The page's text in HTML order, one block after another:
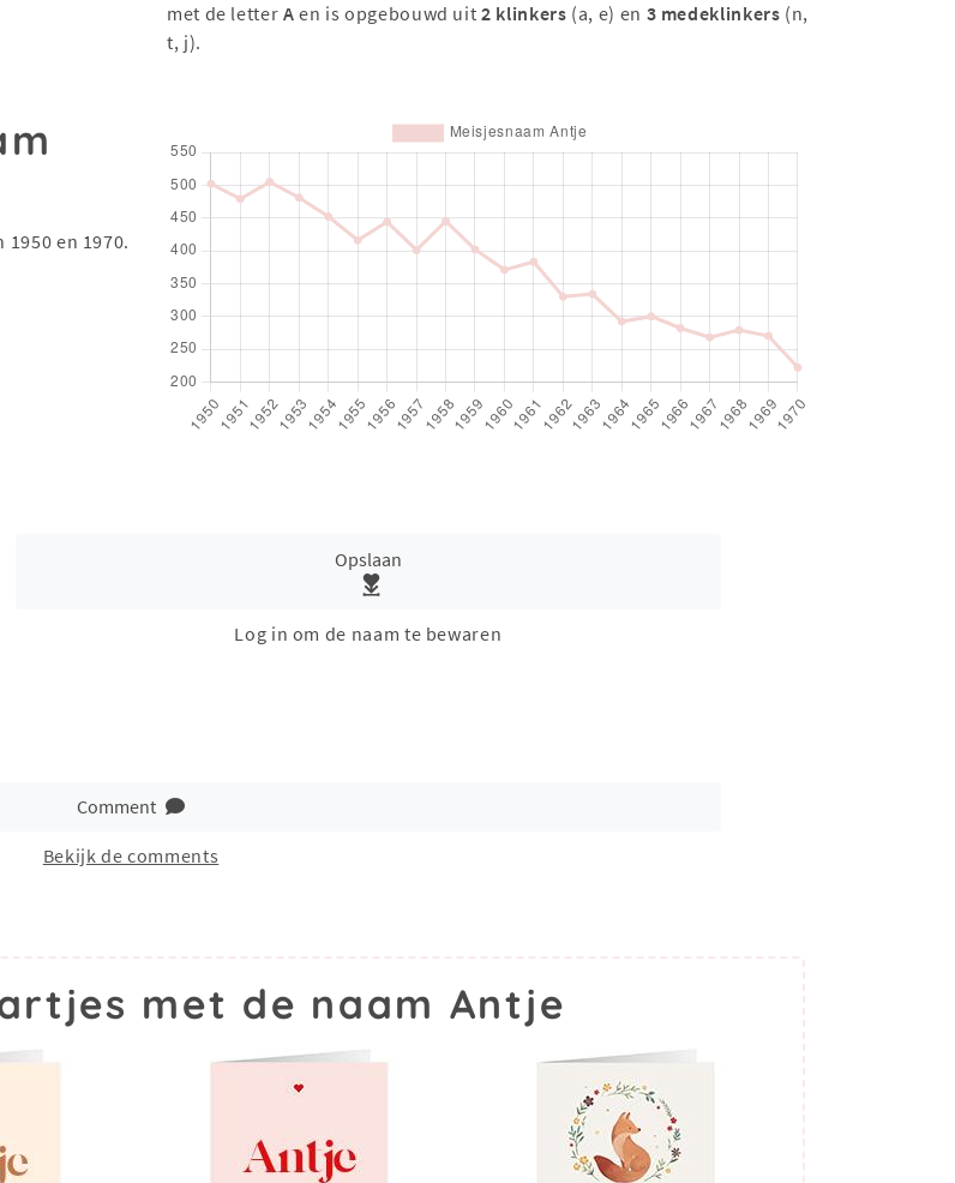
met de letter A en is opgebouwd uit2 klinkers (a, e) en 3 medeklinkers (n,
t, j).
en 1970.
Opslaan
Log in om de naam te bewaren
Comment
Bekijk de comments
met de naam Antje